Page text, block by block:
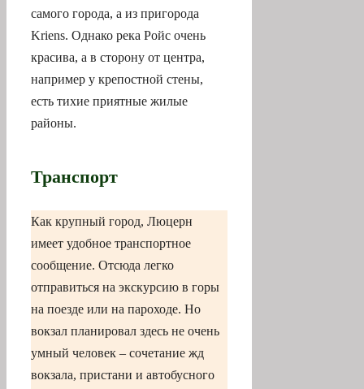
самого города, а из пригорода
Kriens. Однако река Ройс очень
красива, а в сторону от центра,
например у крепостной стены,
есть тихие приятные жилые
районы.
Транспорт
Как крупный город, Люцерн
имеет удобное транспортное
сообщение. Отсюда легко
отправиться на экскурсию в горы
на поезде или на пароходе. Но
вокзал планировал здесь не очень
умный человек – сочетание жд
вокзала, пристани и автобусного